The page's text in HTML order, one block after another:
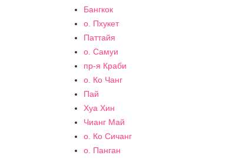
Бангкок
о. Пхукет
Паттайя
о. Самуи
пр-я Краби
о. Ко Чанг
Пай
Хуа Хин
Чианг Май
о. Ко Сичанг
о. Панган